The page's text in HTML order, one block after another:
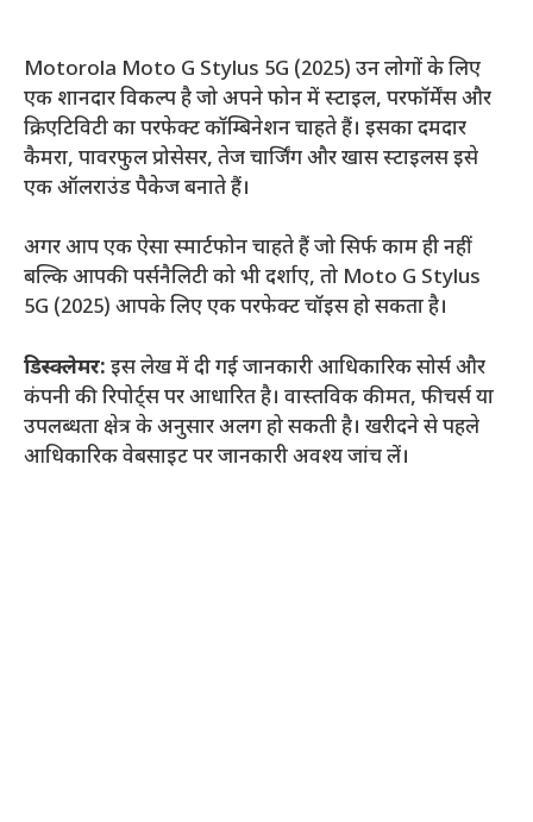
Motorola Moto G Stylus 5G (2025) उन लोगों के लिए
एक शानदार विकल्प है जो अपने फोन में स्टाइल, परफॉर्मेंस और
क्रिएटिविटी का परफेक्ट कॉम्बिनेशन चाहते हैं। इसका दमदार
कैमरा, पावरफुल प्रोसेसर, तेज चार्जिंग और खास स्टाइलस इसे
एक ऑलराउंड पैकेज बनाते हैं।
अगर आप एक ऐसा स्मार्टफोन चाहते हैं जो सिर्फ काम ही नहीं
बल्कि आपकी पर्सनैलिटी को भी दर्शाए, तो Moto G Stylus
5G (2025) आपके लिए एक परफेक्ट चॉइस हो सकता है।
डिस्क्लेमर: इस लेख में दी गई जानकारी आधिकारिक सोर्स और
कंपनी की रिपोर्ट्स पर आधारित है। वास्तविक कीमत, फीचर्स या
उपलब्धता क्षेत्र के अनुसार अलग हो सकती है। खरीदने से पहले
आधिकारिक वेबसाइट पर जानकारी अवश्य जांच लें।